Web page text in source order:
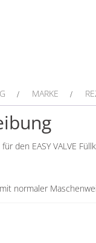
MARKE
den EASY VALVE
normaler